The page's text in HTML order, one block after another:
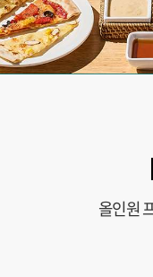
올인원